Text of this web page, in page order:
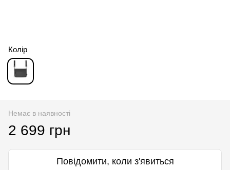
Колір
Немає в наявності
2 699 грн
Повідомити, коли з'явиться